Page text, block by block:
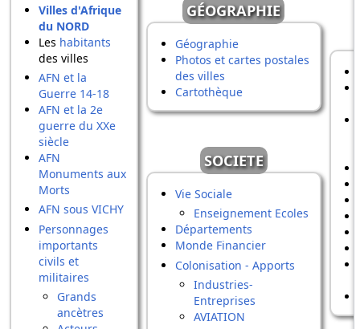
Villes d'Afrique
du NORD
Les habitants
des villes
AFN et la
Guerre 14-18
AFN et la 2e
guerre du XXe
siècle
AFN
Monuments aux
Morts
AFN sous VICHY
Personnages
importants
civils et
militaires
Grands
ancètres
GÉOGRAPHIE
Géographie
Photos et cartes postales
des villes
Cartothèque
SOCIETE
Vie Sociale
Enseignement Ecoles
Départements
Monde Financier
Colonisation - Apports
Industries-
Entreprises
AVIATION